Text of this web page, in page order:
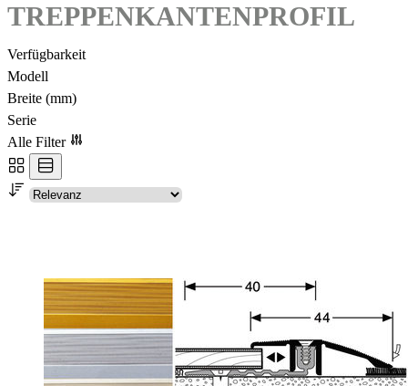
TREPPENKANTENPROFIL
Verfügbarkeit
Modell
Breite (mm)
Serie
Alle Filter